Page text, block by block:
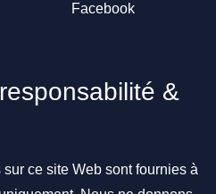
Facebook
&
ce site Web sont fournies à